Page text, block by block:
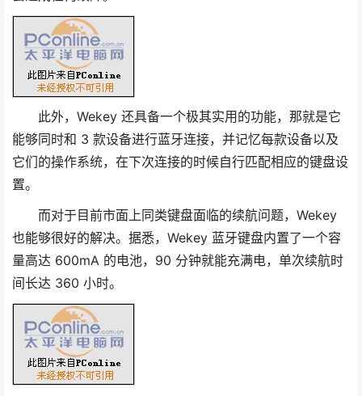
此外，Wekey 还具备一个极其实用的功能，那就是它
能够同时和 3 款设备进行蓝牙连接，并记忆每款设备以及
它们的操作系统，在下次连接的时候自行匹配相应的键盘设
置。
而对于目前市面上同类键盘面临的续航问题，Wekey
也能够很好的解决。据悉，Wekey 蓝牙键盘内置了一个容
量高达 600mA 的电池，90 分钟就能充满电，单次续航时
间长达 360 小时。